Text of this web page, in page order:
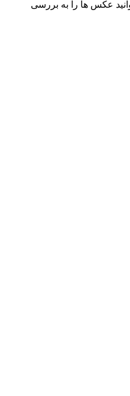
عکس ها را به بررسی